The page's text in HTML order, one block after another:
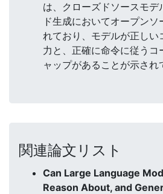
は、クローズドソースモデ
ド生成においてオープン
れており、モデルが正しい
力と、正確に命令に従う
ャップがあることが示され
関連論文リスト
Can Large Language
Reason About, and